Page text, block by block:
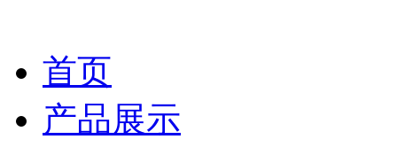
首页
产品展示